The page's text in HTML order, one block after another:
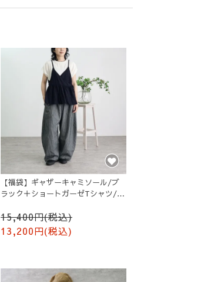
【福袋】ギャザーキャミソール/ブ
ラック＋ショートガーゼTシャツ/生
15,400円(税込)
13,200円(税込)